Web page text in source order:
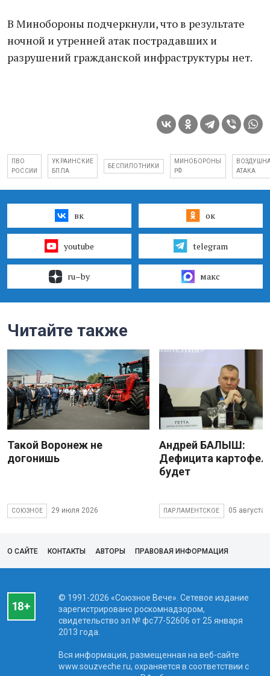
В Минобороны подчеркнули, что в результате
ночной и утренней атак пострадавших и
разрушений гражданской инфраструктуры нет.
ПВО
РОССИИ
УКРАИНСКИЕ
БПЛА
БЕСПИЛОТНИКИ
МИНОБОРОНЫ
РФ
АТАКА
вк ок
youtube telegram
ru–by макс
Читайте также
Такой Воронеж не
догонишь
СОЮЗНОЕ 29 июля 2026
Андрей БАЛЫШ:
Дефицита
будет
ПАРЛАМЕНТСКОЕ 05 августа
О САЙТЕ КОНТАКТЫ АВТОРЫ ПРАВОВАЯ ИНФОРМАЦИЯ
© 1991-2026 «Союзное Вече». Сетевое издание
зарегистрировано роскомнадзором,
свидетельство эл № фc77-52606 от 25 января
2013 года.
Вся информация, размещенная на веб-сайте
www.souzveche.ru, охраняется в соответствии с